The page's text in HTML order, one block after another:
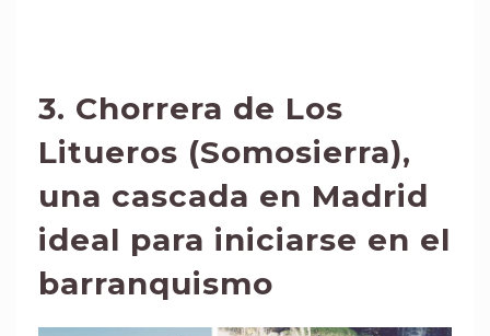
3. Chorrera de Los
Litueros (Somosierra),
una cascada en Madrid
ideal para iniciarse en el
barranquismo